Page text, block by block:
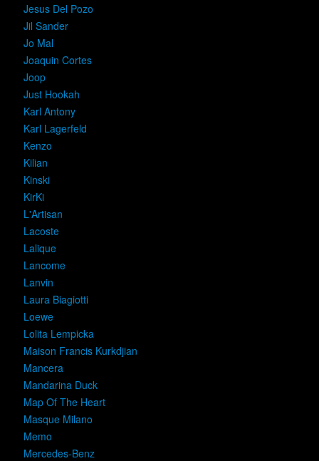
Jesus Del Pozo
Jil Sander
Jo Mal
Joaquin Cortes
Joop
Just Hookah
Karl Antony
Karl Lagerfeld
Kenzo
Kilian
Kinski
KirKi
L'Artisan
Lacoste
Lalique
Lancome
Lanvin
Laura Biagiotti
Loewe
Lolita Lempicka
Maison Francis Kurkdjian
Mancera
Mandarina Duck
Map Of The Heart
Masque Milano
Memo
Mercedes-Benz